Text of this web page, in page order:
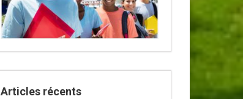
Articles récents